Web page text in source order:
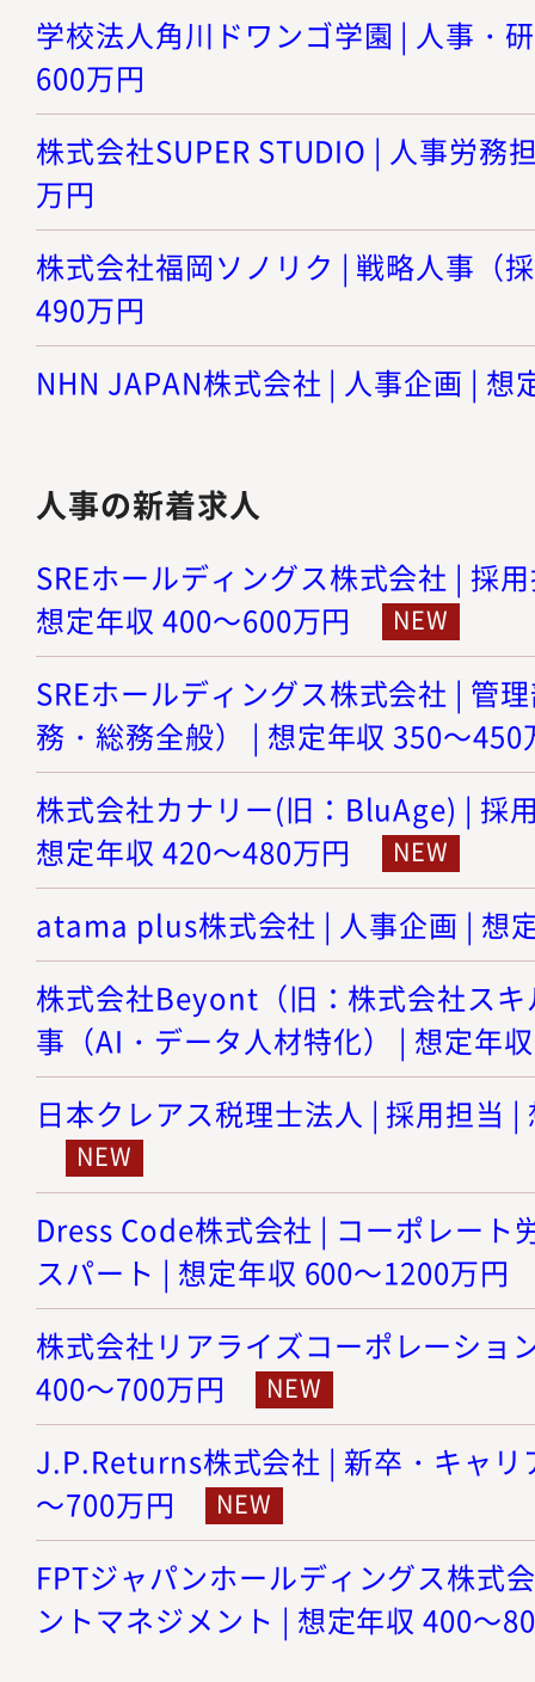
学校法人角川ドワンゴ学園 | 人事・
600万円
株式会社SUPER STUDIO | 人事労務
万円
株式会社福岡ソノリク | 戦略人事（
490万円
NHN JAPAN株式会社 | 人事企画 | 想
人事の新着求人
SREホールディングス株式会社 | 採
想定年収 400～600万円
SREホールディングス株式会社 | 管
務・総務全般） | 想定年収 350～450
株式会社カナリー(旧：BluAge) | 採
想定年収 420～480万円
atama plus株式会社 | 人事企画 | 想
株式会社Beyont（旧：株式会社ス
事（AI・データ人材特化） | 想定年
日本クレアス税理士法人 | 採用担当
Dress Code株式会社 | コーポレート
スパート | 想定年収 600～1200万円
株式会社リアライズコーポレーショ
400～700万円
J.P.Returns株式会社 | 新卒・キャリ
～700万円
FPTジャパンホールディングス株式
ントマネジメント | 想定年収 400～